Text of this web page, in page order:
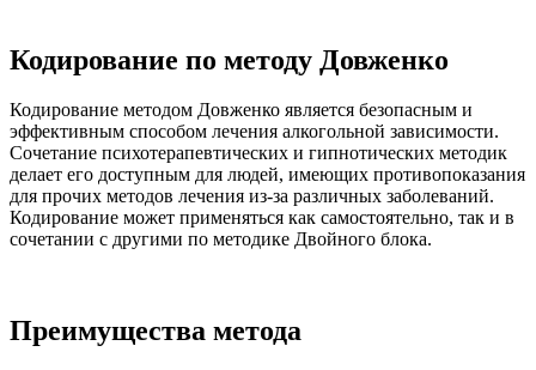
Кодирование по методу Довженко
Кодирование методом Довженко является безопасным и
эффективным способом лечения алкогольной зависимости.
Сочетание психотерапевтических и гипнотических методик
делает его доступным для людей, имеющих противопоказания
для прочих методов лечения из-за различных заболеваний.
Кодирование может применяться как самостоятельно, так и в
сочетании с другими по методике Двойного блока.
Преимущества метода